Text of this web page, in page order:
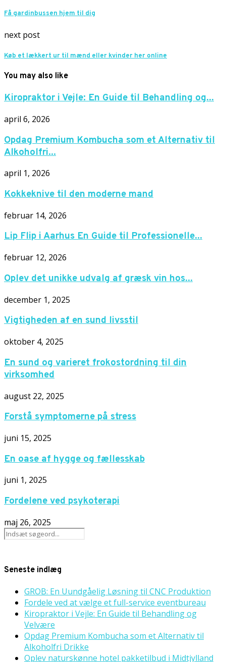
Få gardinbussen hjem til dig
next post
Køb et lækkert ur til mænd eller kvinder her online
You may also like
Kiropraktor i Vejle: En Guide til Behandling og...
april 6, 2026
Opdag Premium Kombucha som et Alternativ til
Alkoholfri...
april 1, 2026
Kokkeknive til den moderne mand
februar 14, 2026
Lip Flip i Aarhus En Guide til Professionelle...
februar 12, 2026
Oplev det unikke udvalg af græsk vin hos...
december 1, 2025
Vigtigheden af en sund livsstil
oktober 4, 2025
En sund og varieret frokostordning til din
virksomhed
august 22, 2025
Forstå symptomerne på stress
juni 15, 2025
En oase af hygge og fællesskab
juni 1, 2025
Fordelene ved psykoterapi
maj 26, 2025
Seneste indlæg
GROB: En Uundgåelig Løsning til CNC Produktion
Fordele ved at vælge et full-service eventbureau
Kiropraktor i Vejle: En Guide til Behandling og
Velvære
Opdag Premium Kombucha som et Alternativ til
Alkoholfri Drikke
Oplev naturskønne hotel pakketilbud i Midtjylland